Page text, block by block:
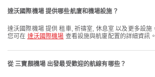
達沃國際機場 提供哪些航廈和機場設施？
達沃國際機場 提供 租車, 祈禱室, 休息室 以及更多設施，提升您的旅遊體驗。
您可在 達沃國際機場 查看設施與航廈配置的詳細資訊。
從 三寶顏機場 出發最受歡迎的航線有哪些？